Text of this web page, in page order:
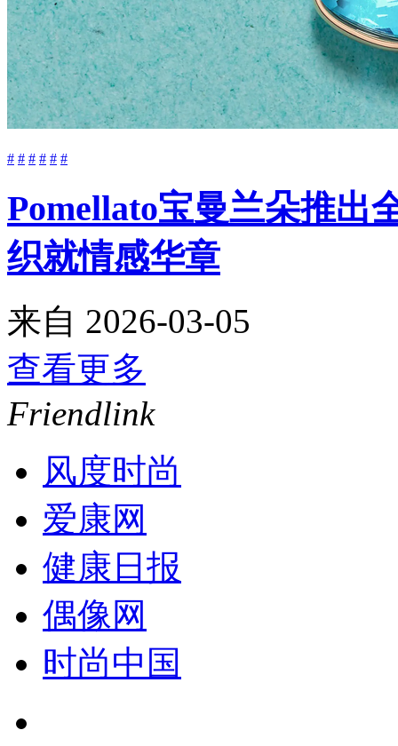
# # # # # #
Pomellato宝曼兰朵推出
织就情感华章
来自 2026-03-05
查看更多
Friendlink
风度时尚
爱康网
健康日报
偶像网
时尚中国